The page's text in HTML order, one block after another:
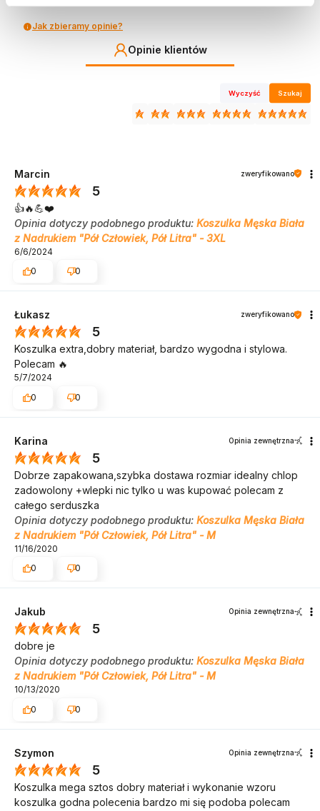
Jak zbieramy opinie?
Opinie klientów
Wyczyść Szukaj
Marcin zweryfikowano
5
👍️🔥💪❤️
Opinia dotyczy podobnego produktu: Koszulka Męska Biała
z Nadrukiem "Pół Człowiek, Pół Litra" - 3XL
6/6/2024
0
0
Łukasz zweryfikowano
5
Koszulka extra,dobry materiał, bardzo wygodna i stylowa.
Polecam 🔥
5/7/2024
0
0
Karina Opinia zewnętrzna
5
Dobrze zapakowana,szybka dostawa rozmiar idealny chlop
zadowolony +wlepki nic tylko u was kupować polecam z
całego serduszka
Opinia dotyczy podobnego produktu: Koszulka Męska Biała
z Nadrukiem "Pół Człowiek, Pół Litra" - M
11/16/2020
0
0
Jakub Opinia zewnętrzna
5
dobre je
Opinia dotyczy podobnego produktu: Koszulka Męska Biała
z Nadrukiem "Pół Człowiek, Pół Litra" - M
10/13/2020
0
0
Szymon Opinia zewnętrzna
5
Koszulka mega sztos dobry materiał i wykonanie wzoru
koszulka godna polecenia bardzo mi się podoba polecam